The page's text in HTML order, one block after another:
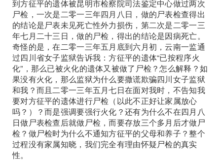
到方征平的遗体被昆明市检察院司法鉴定中心做过两次
尸检，一次是二零一三年四月八日，做的尸表检查得出
的结论是尸表未见死亡性外力损伤，第二次是二零一三
年七月二十三日，做的尸检，得出的结论是因病死亡。
奇怪的是，在二零一三年五月底到六月初，云南一监通
过四川省女子监狱告诉我：方征平的遗体“已按程序火
化”，那么已被火化的遗体又被做了尸检？怎么解释？如
果没有火化，那么监狱为什么要撒谎欺骗四川女子监狱
和我？而且二零一三年五月七日在面对我时，不告知我
要对方征平的遗体进行尸检（以此不正好让家属放心
吗？）？而是强调要强行火化？还有为什么不在四月八
日做尸表检查后就做尸检，而要存放三个多月后才做尸
检？做尸检时为什么不通知方征平的父母和养子？整个
过程没有家属知晓，我们完全有理由怀疑尸检的真实
性。